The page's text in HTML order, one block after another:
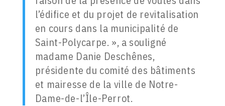
l’édifice et du projet de revitalisation
en cours dans la municipalité de
Saint-Polycarpe. », a souligné
madame Danie Deschênes,
présidente du comité des bâtiments
et mairesse de la ville de Notre-
Dame-de-l’Île-Perrot.